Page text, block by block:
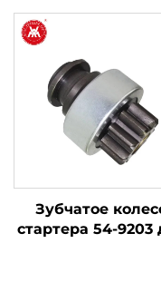
2674A423 754111-9
Perkins 1103A-33T,
1103C-33T
Зубчатое
стартера 54-9203